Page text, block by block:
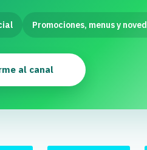
Promociones, menus y
al canal